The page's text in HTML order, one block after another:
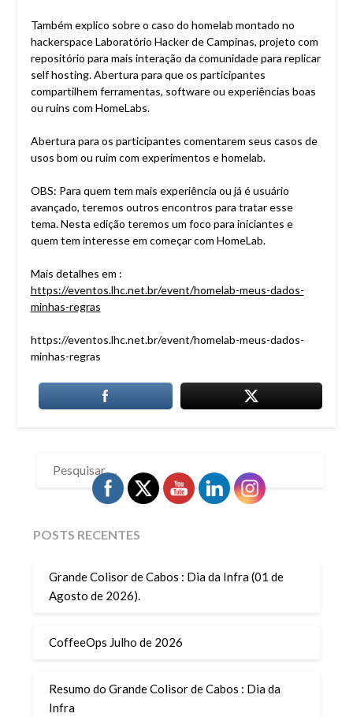
Também explico sobre o caso do homelab montado no
hackerspace Laboratório Hacker de Campinas, projeto com
repositório para mais interação da comunidade para replicar
self hosting. Abertura para que os participantes
compartilhem ferramentas, software ou experiências boas
ou ruins com HomeLabs.
Abertura para os participantes comentarem seus casos de
usos bom ou ruim com experimentos e homelab.
OBS: Para quem tem mais experiência ou já é usuário
avançado, teremos outros encontros para tratar esse
tema. Nesta edição teremos um foco para iniciantes e
quem tem interesse em começar com HomeLab.
Mais detalhes em :
https://eventos.lhc.net.br/event/homelab-meus-dados-
minhas-regras
https://eventos.lhc.net.br/event/homelab-meus-dados-
minhas-regras
POR:
POSTS RECENTES
Grande Colisor de Cabos : Dia da Infra (01 de
Agosto de 2026).
CoffeeOps Julho de 2026
Resumo do Grande Colisor de Cabos : Dia da
Infra